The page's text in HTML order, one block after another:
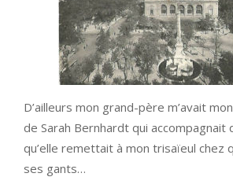
D’ailleurs mon grand-père m’avait
de Sarah Bernhardt qui accompagnait
qu’elle remettait à mon trisaïeul chez
ses gants…